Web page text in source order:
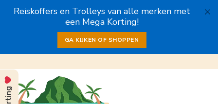
Reiskoffers en Trolleys van alle merken met
een Mega Korting!
GA KIJKEN OF SHOPPEN